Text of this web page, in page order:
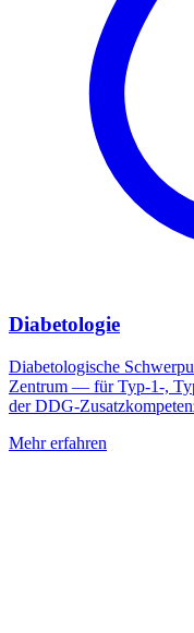
Diabetologie
Diabetologische
Zentrum — für Typ-1-,
der DDG-
Mehr erfahren